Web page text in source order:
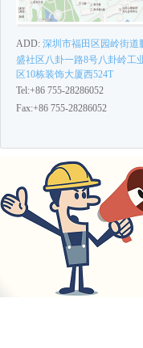
ADD: 深圳市福田区园岭街道
盛社区八卦一路8号八卦岭工
区10栋装饰大厦西524T
Tel:+86 755-28286052
Fax:+86 755-28286052